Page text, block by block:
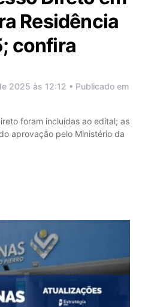
Residência
confira
2025 às 12:12 • Publicado em
foram incluídas ao edital; as
aprovação pelo Ministério da